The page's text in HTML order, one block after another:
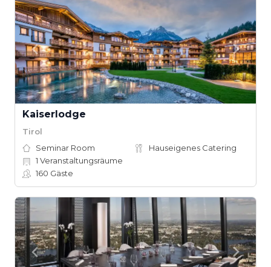
Kaiserlodge
Tirol
Seminar Room
Hauseigenes Catering
1 Veranstaltungsräume
160 Gäste